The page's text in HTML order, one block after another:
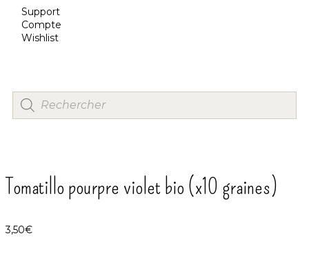
Support
Compte
Wishlist
Tomatillo pourpre violet bio (x10 graines)
3,50€